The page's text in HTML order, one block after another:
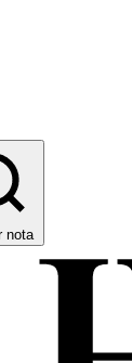
nota